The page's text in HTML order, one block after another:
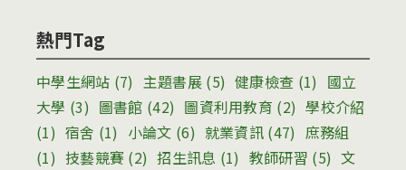
熱門Tag
中學生網站 (7) 主題書展(5) 健康檢查 (1) 國立
大學 (3) 圖書館 (42) 圖資利用教育 (2) 學校介紹
(1) 宿舍 (1) 小論文 (6) 就業資訊 (47) 庶務組
(1) 技藝競賽 (2) 招生訊息 (1) 教師研習 (5) 文